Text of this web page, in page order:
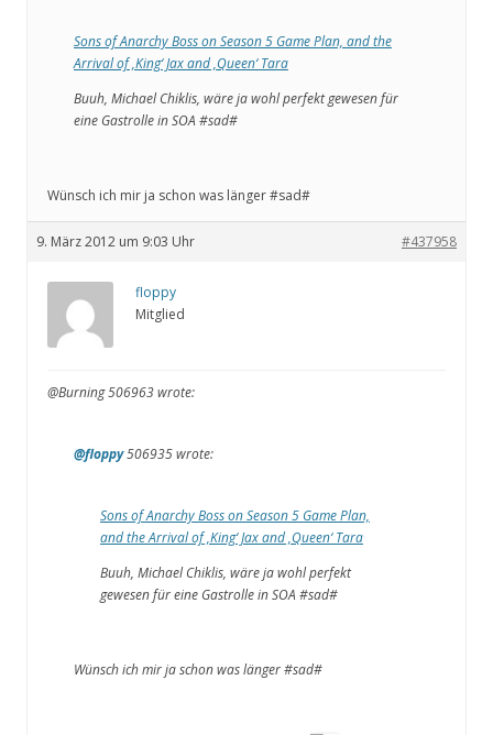
Sons of Anarchy Boss on Season 5 Game Plan, and the
Arrival of ‚King‘ Jax and ‚Queen‘ Tara
Buuh, Michael Chiklis, wäre ja wohl perfekt gewesen für
eine Gastrolle in SOA #sad#
Wünsch ich mir ja schon was länger #sad#
9. März 2012 um 9:03 Uhr #437958
floppy
Mitglied
@Burning 506963 wrote:
@floppy506935 wrote:
Sons of Anarchy Boss on Season 5 Game Plan,
and the Arrival of ‚King‘ Jax and ‚Queen‘ Tara
Buuh, Michael Chiklis, wäre ja wohl perfekt
gewesen für eine Gastrolle in SOA #sad#
Wünsch ich mir ja schon was länger #sad#